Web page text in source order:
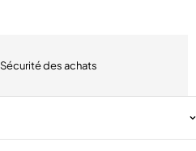
Sécurité des achats